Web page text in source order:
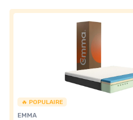
🔥 POPULAIRE
EMMA